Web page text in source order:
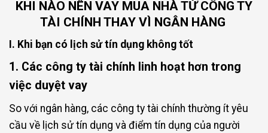
KHI NÀO NÊN VAY MUA NHÀ TỪ CÔNG TY
TÀI CHÍNH THAY VÌ NGÂN HÀNG
I. Khi bạn có lịch sử tín dụng không tốt
1. Các công ty tài chính linh hoạt hơn trong
việc duyệt vay
So với ngân hàng, các công ty tài chính thường ít yêu
cầu về lịch sử tín dụng và điểm tín dụng của người